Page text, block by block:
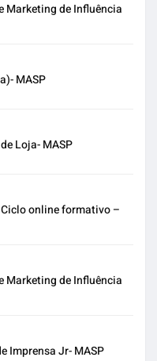
Marketing de Influência
MASP
Loja- MASP
online formativo –
Marketing de Influência
Imprensa Jr- MASP